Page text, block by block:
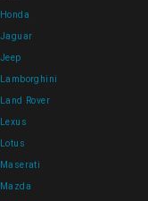
Honda
Jaguar
Jeep
Lamborghini
Land Rover
Lexus
Lotus
Maserati
Mazda